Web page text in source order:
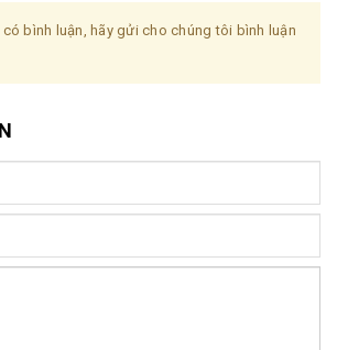
bình luận, hãy gửi cho chúng tôi bình luận